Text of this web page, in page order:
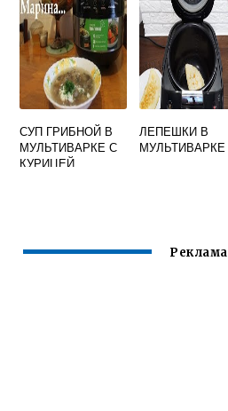
СУП ГРИБНОЙ В
МУЛЬТИВАРКЕ С
КУРИЦЕЙ
ЛЕПЕШКИ В
МУЛЬТИВАРКЕ
Реклама